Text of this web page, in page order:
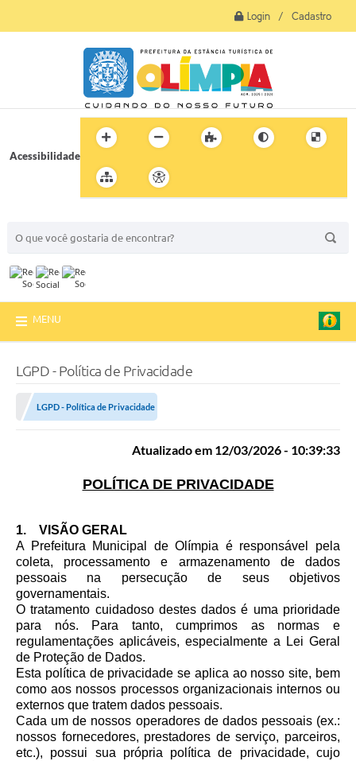
Login / Cadastro
Acessibilidade
MENU
LGPD - Política de Privacidade
LGPD - Política de Privacidade
Atualizado em 12/03/2026 - 10:39:33
POLÍTICA DE PRIVACIDADE
1. VISÃO GERAL
A Prefeitura Municipal de Olímpia é responsável pela
coleta, processamento e armazenamento de dados
pessoais na persecução de seus objetivos
governamentais.
O tratamento cuidadoso destes dados é uma prioridade
para nós. Para tanto, cumprimos as normas e
regulamentações aplicáveis, especialmente a Lei Geral
de Proteção de Dados.
Esta política de privacidade se aplica ao nosso site, bem
como aos nossos processos organizacionais internos ou
externos que tratem dados pessoais.
Cada um de nossos operadores de dados pessoais (ex.:
nossos fornecedores, prestadores de serviço, parceiros,
etc.), possui sua própria política de privacidade, cujo